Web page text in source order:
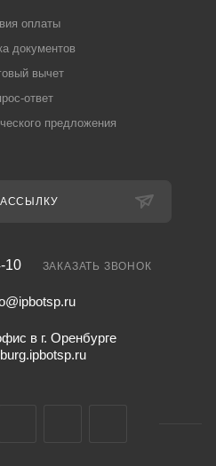
оплаты
документов
вычет
ответ
предложения
10 ЗАКАЗАТЬ ЗВОНОК
в г. Оренбурге